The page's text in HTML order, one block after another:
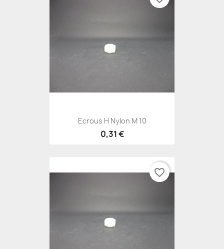
Ecrous H Nylon M 10
0,31 €
favorite_border